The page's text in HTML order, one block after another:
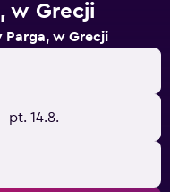
w Grecji
Parga, w Grecji
pt. 14.8.